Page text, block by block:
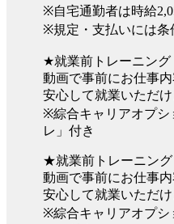
※自宅通勤者は時給
※規定・支払いには条
★就業前トレーニン
動画で事前にお仕事
安心して就業いただけ
※綜合キャリアオプシ
レ」付き
★就業前トレーニン
動画で事前にお仕事
安心して就業いただけ
※綜合キャリアオプシ